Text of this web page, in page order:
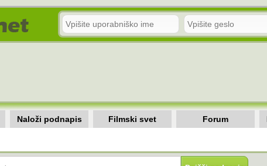
Naloži podnapis Filmski svet Forum